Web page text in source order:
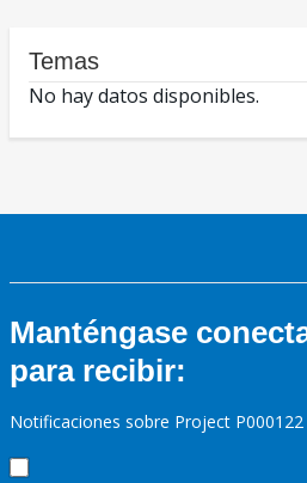
Temas
No hay datos disponibles.
Manténgase
para recibir:
Notificaciones sobre Project P000122